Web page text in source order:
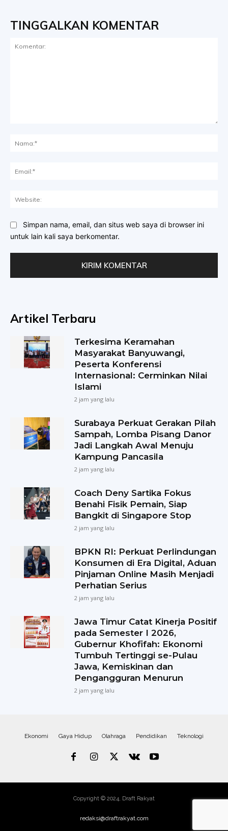
TINGGALKAN KOMENTAR
Simpan nama, email, dan situs web saya di browser ini
untuk lain kali saya berkomentar.
Artikel Terbaru
Terkesima Keramahan
Masyarakat Banyuwangi,
Peserta Konferensi
Internasional: Cerminkan Nilai
Islami
2 jam yang lalu
Surabaya Perkuat Gerakan Pilah
Sampah, Lomba Pisang Danor
Jadi Langkah Awal Menuju
Kampung Pancasila
2 jam yang lalu
Coach Deny Sartika Fokus
Benahi Fisik Pemain, Siap
Bangkit di Singapore Stop
2 jam yang lalu
BPKN RI: Perkuat Perlindungan
Konsumen di Era Digital, Aduan
Pinjaman Online Masih Menjadi
Perhatian Serius
2 jam yang lalu
Jawa Timur Catat Kinerja Positif
pada Semester I 2026,
Gubernur Khofifah: Ekonomi
Tumbuh Tertinggi se-Pulau
Jawa, Kemiskinan dan
Pengangguran Menurun
2 jam yang lalu
Ekonomi Gaya Hidup Olahraga Pendidikan Teknologi
Copyright © 2024, Draft Rakyat
redaksi@draftrakyat.com